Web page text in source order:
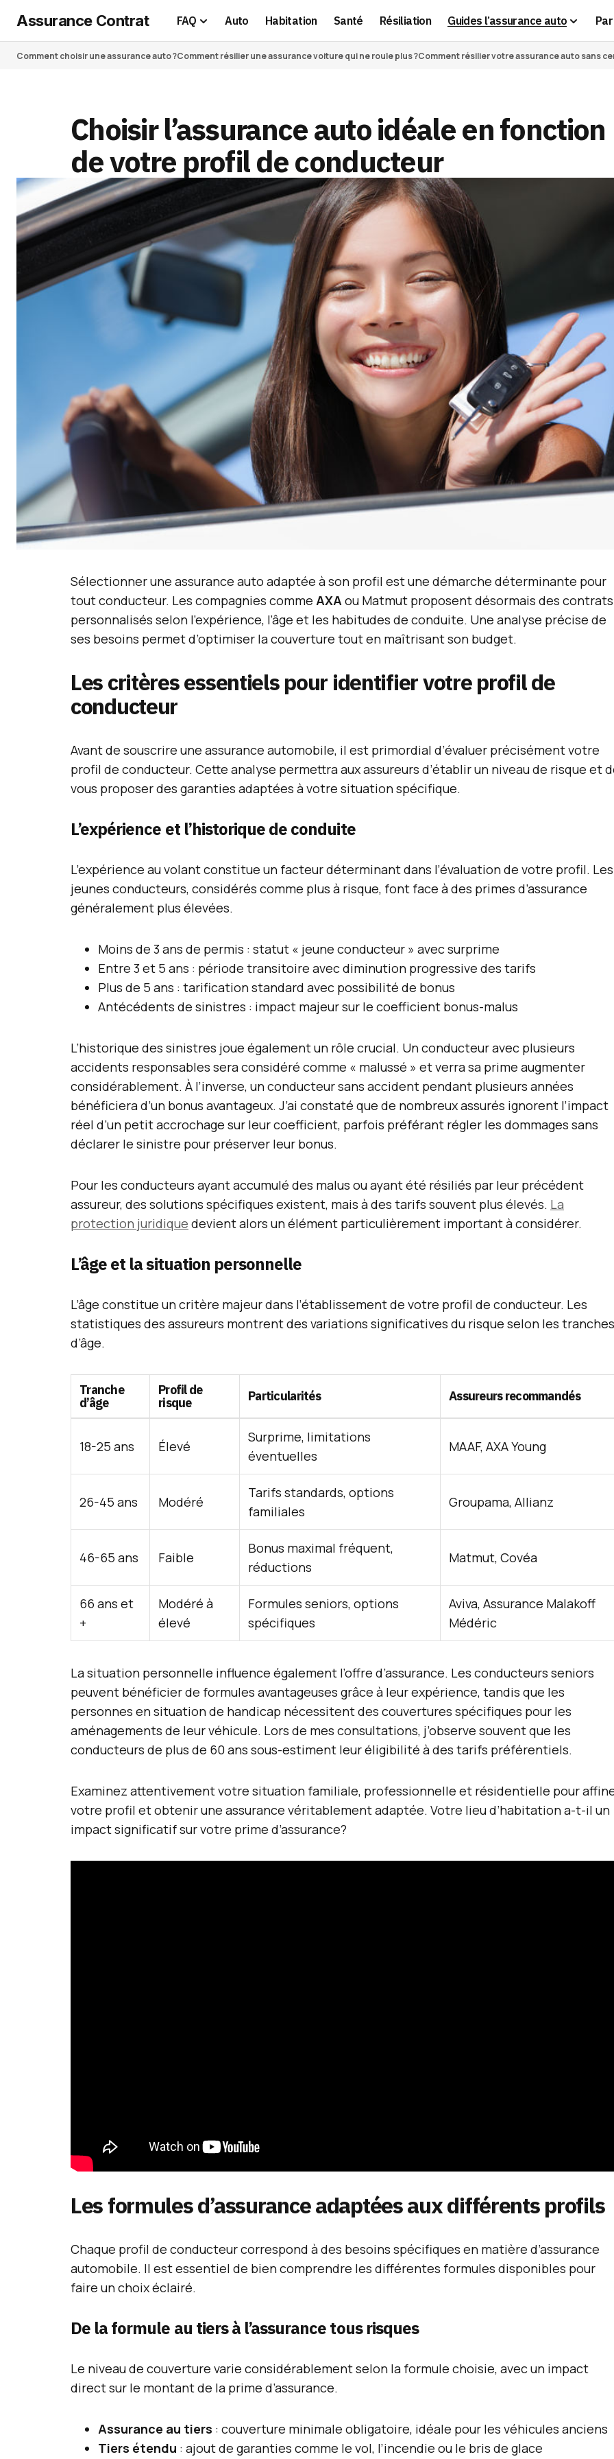
Assurance Contrat FAQ Auto Habitation Santé Résiliation Guides l’assurance auto
Comment choisir une assurance auto ?Comment résilier une assurance voiture qui ne roule plus ?Comment résilier votre assurance auto sans
Choisir l’assurance auto idéale en fonction
de votre profil de conducteur
Sélectionner une assurance auto adaptée à son profil est une démarche déterminante pour
tout conducteur. Les compagnies comme AXAou Matmut proposent désormais des contrats
personnalisés selon l’expérience, l’âge et les habitudes de conduite. Une analyse précise de
ses besoins permet d’optimiser la couverture tout en maîtrisant son budget.
Les critères essentiels pour identifier votre profil de
conducteur
Avant de souscrire une assurance automobile, il est primordial d’évaluer précisément votre
profil de conducteur. Cette analyse permettra aux assureurs d’établir un niveau de risque et
vous proposer des garanties adaptées à votre situation spécifique.
L’expérience et l’historique de conduite
L’expérience au volant constitue un facteur déterminant dans l’évaluation de votre profil. Les
jeunes conducteurs, considérés comme plus à risque, font face à des primes d’assurance
généralement plus élevées.
Moins de 3 ans de permis : statut « jeune conducteur » avec surprime
Entre 3 et 5 ans : période transitoire avec diminution progressive des tarifs
Plus de 5 ans : tarification standard avec possibilité de bonus
Antécédents de sinistres : impact majeur sur le coefficient bonus-malus
L’historique des sinistres joue également un rôle crucial. Un conducteur avec plusieurs
accidents responsables sera considéré comme « malussé » et verra sa prime augmenter
considérablement. À l’inverse, un conducteur sans accident pendant plusieurs années
bénéficiera d’un bonus avantageux. J’ai constaté que de nombreux assurés ignorent l’impact
réel d’un petit accrochage sur leur coefficient, parfois préférant régler les dommages sans
déclarer le sinistre pour préserver leur bonus.
Pour les conducteurs ayant accumulé des malus ou ayant été résiliés par leur précédent
assureur, des solutions spécifiques existent, mais à des tarifs souvent plus élevés. La
protection juridique devient alors un élément particulièrement important à considérer.
L’âge et la situation personnelle
L’âge constitue un critère majeur dans l’établissement de votre profil de conducteur. Les
statistiques des assureurs montrent des variations significatives du risque selon les tranches
d’âge.
Tranche
d’âge
Profil de
risque
Particularités Assureurs recommandés
18-25 ans Élevé
Surprime, limitations
éventuelles
MAAF, AXA Young
26-45 ans Modéré
Tarifs standards, options
familiales
Groupama, Allianz
46-65 ans Faible
Bonus maximal fréquent,
réductions
Matmut, Covéa
66 ans et
+
Modéré à
élevé
Formules seniors, options
spécifiques
Aviva, Assurance Malakoff
Médéric
La situation personnelle influence également l’offre d’assurance. Les conducteurs seniors
peuvent bénéficier de formules avantageuses grâce à leur expérience, tandis que les
personnes en situation de handicap nécessitent des couvertures spécifiques pour les
aménagements de leur véhicule. Lors de mes consultations, j’observe souvent que les
conducteurs de plus de 60 ans sous-estiment leur éligibilité à des tarifs préférentiels.
Examinez attentivement votre situation familiale, professionnelle et résidentielle pour
votre profil et obtenir une assurance véritablement adaptée. Votre lieu d’habitation a-t-il un
impact significatif sur votre prime d’assurance?
Les formules d’assurance adaptées aux différents profils
Chaque profil de conducteur correspond à des besoins spécifiques en matière d’assurance
automobile. Il est essentiel de bien comprendre les différentes formules disponibles pour
faire un choix éclairé.
De la formule au tiers à l’assurance tous risques
Le niveau de couverture varie considérablement selon la formule choisie, avec un impact
direct sur le montant de la prime d’assurance.
Assurance au tiers : couverture minimale obligatoire, idéale pour les véhicules anciens
Tiers étendu : ajout de garanties comme le vol, l’incendie ou le bris de glace